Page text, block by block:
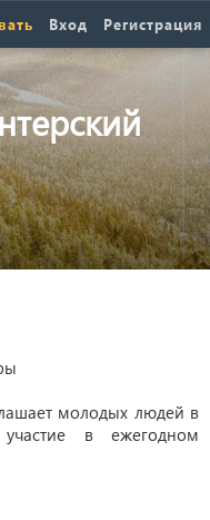
Вход Регистрация
молодых людей в
в ежегодном